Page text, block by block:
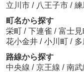
立川市 / 八王子市 / 練
町名から探す
栄町 / 下連雀 / 富士見
花小金井 / 小川町 / 多
路線から探す
中央線 / 京王線 / 南武